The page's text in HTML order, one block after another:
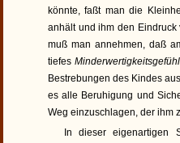
könnte, faßt man die
anhält und ihm den
muß man annehmen, daß
tiefesMinderwertigkeitsgefühl
Bestrebungen des Kindes
es alle Beruhigung und
Weg einzuschlagen, der ihm
In dieser eigenartigen